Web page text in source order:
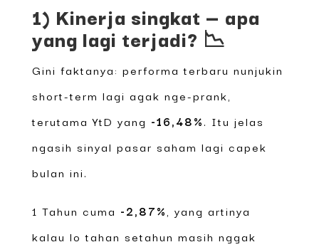
1) Kinerja singkat — apa
yang lagi terjadi? 📉
Gini faktanya: performa terbaru nunjukin
short-term lagi agak nge-prank,
terutama YtD yang -16,48%. Itu jelas
ngasih sinyal pasar saham lagi capek
bulan ini.
1 Tahun cuma -2,87% , yang artinya
kalau lo tahan setahun masih nggak